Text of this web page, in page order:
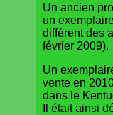
Un ancien
un
différent des
février 2009).
Un
vente en
dans le
Il était ainsi